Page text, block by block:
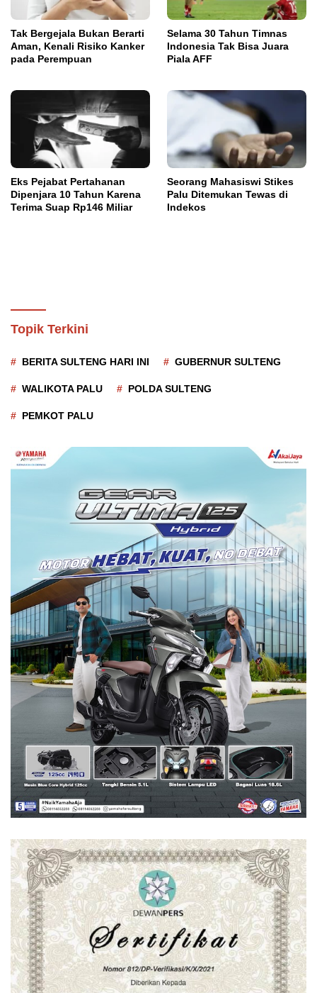
Tak Bergejala Bukan Berarti
Aman, Kenali Risiko Kanker
pada Perempuan
Selama 30 Tahun Timnas
Indonesia Tak Bisa Juara
Piala AFF
Eks Pejabat Pertahanan
Dipenjara 10 Tahun Karena
Terima Suap Rp146 Miliar
Seorang Mahasiswi Stikes
Palu Ditemukan Tewas di
Indekos
Topik Terkini
BERITA SULTENG HARI INI GUBERNUR SULTENG
WALIKOTA PALU POLDA SULTENG
PEMKOT PALU